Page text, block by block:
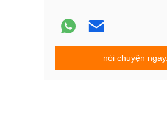
nói chuyện ngay.